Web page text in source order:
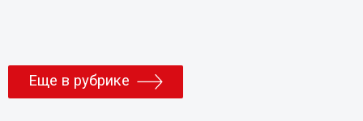
Еще в рубрике